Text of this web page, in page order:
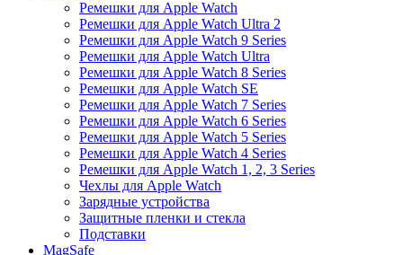
Ремешки для Apple Watch
Ремешки для Apple Watch Ultra 2
Ремешки для Apple Watch 9 Series
Ремешки для Apple Watch Ultra
Ремешки для Apple Watch 8 Series
Ремешки для Apple Watch SE
Ремешки для Apple Watch 7 Series
Ремешки для Apple Watch 6 Series
Ремешки для Apple Watch 5 Series
Ремешки для Apple Watch 4 Series
Ремешки для Apple Watch 1, 2, 3 Series
Чехлы для Apple Watch
Зарядные устройства
Защитные пленки и стекла
Подставки
MagSafe